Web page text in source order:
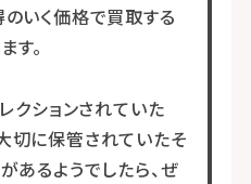
のいく価格で買取する
す。
クションされていた
切に保管されていたそ
あるようでしたら、ぜ